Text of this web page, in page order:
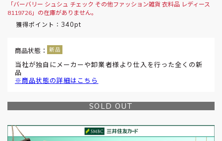
「バーバリー シュシュ チェック その他ファッション雑貨 衣料品 レディース
8119726」の在庫がありません。
獲得ポイント： 340pt
商品状態：
当社が独自にメーカーや卸業者様より仕入を行った全くの新
品
※商品状態の詳細はこちら
SOLD OUT